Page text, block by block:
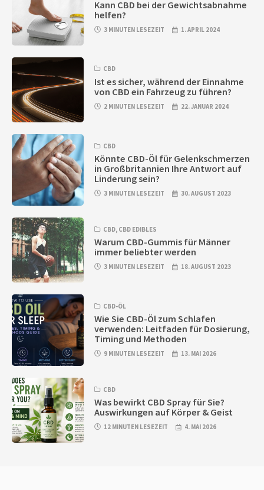
Kann CBD bei der Gewichtsabnahme
helfen?
3 MINUTEN LESEZEIT 1. APRIL 2024
CBD
Ist es sicher, während der Einnahme
von CBD ein Fahrzeug zu führen?
2 MINUTEN LESEZEIT 22. JANUAR 2024
CBD
Könnte CBD-Öl für Gelenkschmerzen
in Großbritannien Ihre Antwort auf
Linderung sein?
3 MINUTEN LESEZEIT 30. AUGUST 2023
CBD, CBD EDIBLES
Warum CBD-Gummis für Männer
immer beliebter werden
3 MINUTEN LESEZEIT 18. AUGUST 2023
CBD-ÖL
Wie Sie CBD-Öl zum Schlafen
verwenden: Leitfaden für Dosierung,
Timing und Methoden
9 MINUTEN LESEZEIT 13. MAI 2026
CBD
Was bewirkt CBD Spray für Sie?
Auswirkungen auf Körper & Geist
12 MINUTEN LESEZEIT 4. MAI 2026